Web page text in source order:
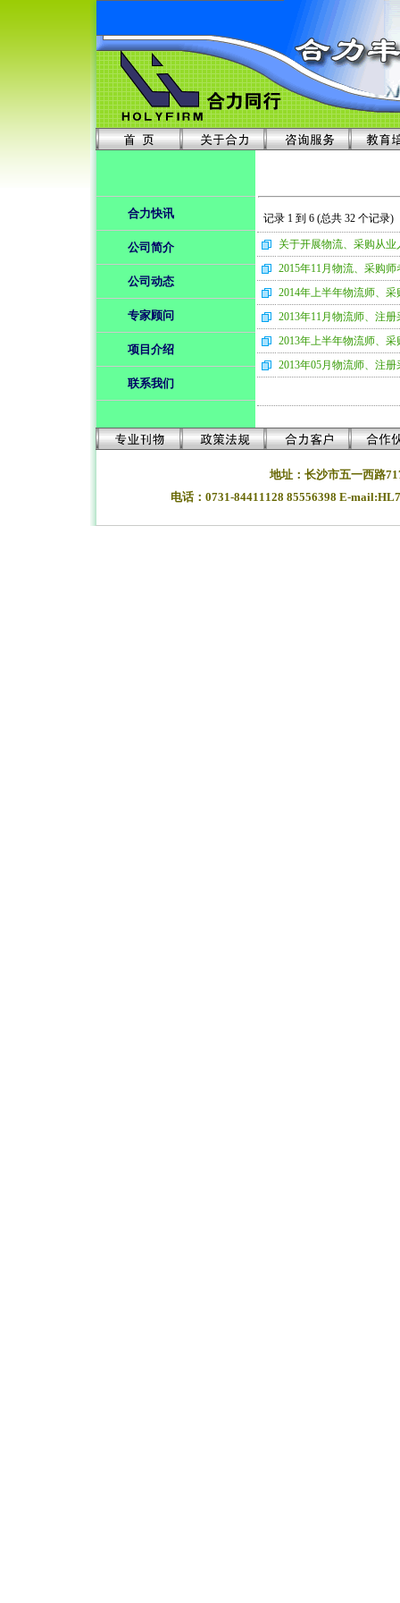
合力快讯
公司简介
公司动态
专家顾问
项目介绍
联系我们
记录 1 到 6 (总共 32 个记录)
关于开展物流、采购从
2015年11月物流、采购
2014年上半年物流师、
2013年11月物流师、注
2013年上半年物流师、
2013年05月物流师、注
地址：长沙市五一西路
电话：0731-84411128 85556398 E-